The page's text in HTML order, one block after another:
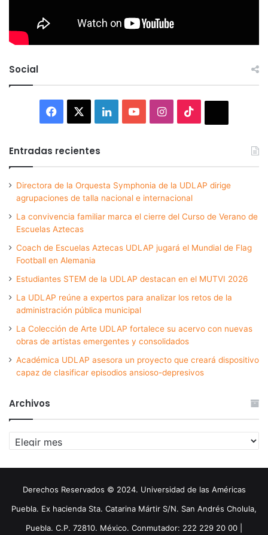
Social
Facebook LinkedInYouTubeInstagram
Entradas recientes
Directora de la Orquesta Symphonia de la UDLAP dirige
agrupaciones de talla nacional e internacional
La convivencia familiar marca el cierre del Curso de Verano de
Escuelas Aztecas
Coach de Escuelas Aztecas UDLAP jugará el Mundial de Flag
Football en Alemania
Estudiantes STEM de la UDLAP destacan en el MUTVI 2026
La UDLAP reúne a expertos para analizar los retos de la
administración pública municipal
La Colección de Arte UDLAP fortalece su acervo con nuevas
obras de artistas emergentes y consolidados
Académica UDLAP asesora un proyecto que creará dispositivo
capaz de clasificar episodios ansioso-depresivos
Archivos
Archivos
Derechos Reservados © 2024. Universidad de las Américas
Puebla. Ex hacienda Sta. Catarina Mártir S/N. San Andrés Cholula,
Puebla. C.P. 72810. México. Conmutador: 222 229 20 00 |